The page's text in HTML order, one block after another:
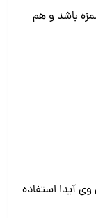
باشد و هم
وی آیدا استفاده